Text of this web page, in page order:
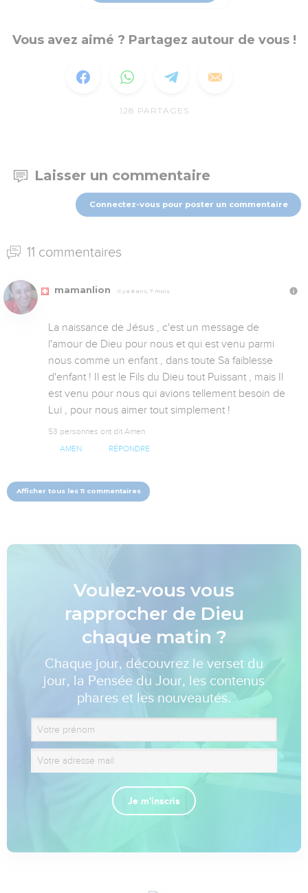
Vous avez aimé ? Partagez autour de vous !
128 PARTAGES
Laisser un commentaire
Connectez-vous pour poster un commentaire
11 commentaires
mamanlion Il y a 8 ans, 7 mois
La naissance de Jésus , c'est un message de
l'amour de Dieu pour nous et qui est venu parmi
nous comme un enfant , dans toute Sa faiblesse
d'enfant ! Il est le Fils du Dieu tout Puissant , mais Il
est venu pour nous qui avions tellement besoin de
Lui , pour nous aimer tout simplement !
53 personnes ont dit Amen
AMEN RÉPONDRE
Afficher tous les 11 commentaires
Voulez-vous vous
rapprocher de Dieu
chaque matin ?
Chaque jour, découvrez le verset du
jour, la Pensée du Jour, les contenus
phares et les nouveautés.
Je m'inscris